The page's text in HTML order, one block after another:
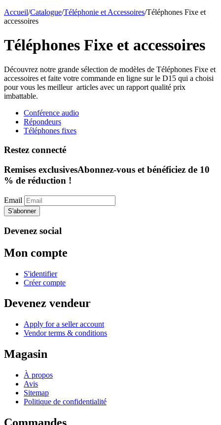
Accueil/Catalogue/Téléphonie et Accessoires/Téléphones Fixe et
accessoires
Téléphones Fixe et accessoires
Découvrez notre grande sélection de modèles de Téléphones Fixe et
accessoires et faite votre commande en ligne sur le D15 qui a choisi
pour vous les meilleur articles avec un rapport qualité prix
imbattable.
Conférence audio
Répondeurs
Téléphones fixes
Restez connecté
Remises exclusivesAbonnez-vous et bénéficiez de 10
% de réduction !
Email
S'abonner
Devenez social
Mon compte
S'identifier
Créer compte
Devenez vendeur
Apply for a seller account
Vendor terms & conditions
Magasin
À propos
Avis
Sitemap
Politique de confidentialité